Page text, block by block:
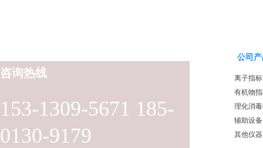
153-1309-5671 185-
0130-9179
咨询热线
公司
离子指标
有机物
理化消
辅助设备
其他仪器